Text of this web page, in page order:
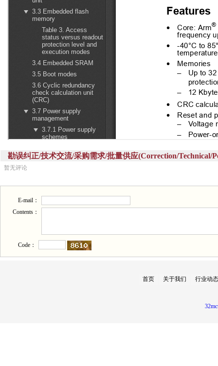
勘误纠正/技术交流/采购需求/批量供应(Correction/Technical/
暂无评论
E-mail：
Contents：
Code：
首页 关于我们 行业动态